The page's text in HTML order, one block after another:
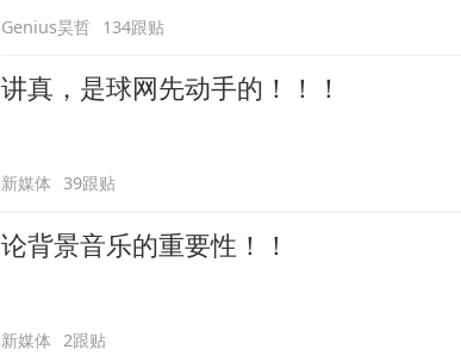
Genius昊哲 134跟贴
讲真，是球网先动手的！！！
新媒体 39跟贴
论背景音乐的重要性！！
新媒体 2跟贴